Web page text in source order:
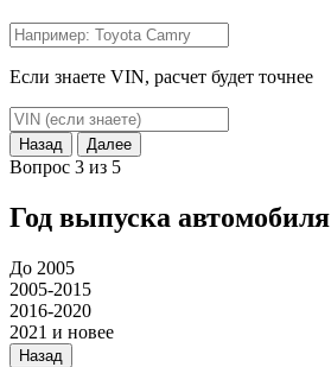
Если знаете VIN, расчет будет точнее
Назад Далее
Вопрос 3 из 5
Год выпуска автомобиля
До 2005
2005-2015
2016-2020
2021 и новее
Назад